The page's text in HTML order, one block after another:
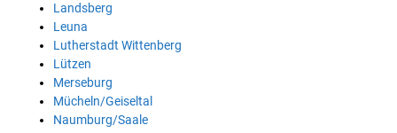
Landsberg
Leuna
Lutherstadt Wittenberg
Lützen
Merseburg
Mücheln/Geiseltal
Naumburg/Saale